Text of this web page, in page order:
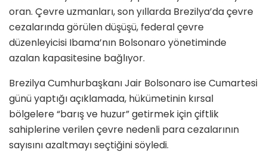
oran. Çevre uzmanları, son yıllarda Brezilya’da çevre
cezalarında görülen düşüşü, federal çevre
düzenleyicisi Ibama’nın Bolsonaro yönetiminde
azalan kapasitesine bağlıyor.
Brezilya Cumhurbaşkanı Jair Bolsonaro ise Cumartesi
günü yaptığı açıklamada, hükümetinin kırsal
bölgelere “barış ve huzur” getirmek için çiftlik
sahiplerine verilen çevre nedenli para cezalarının
sayısını azaltmayı seçtiğini söyledi.